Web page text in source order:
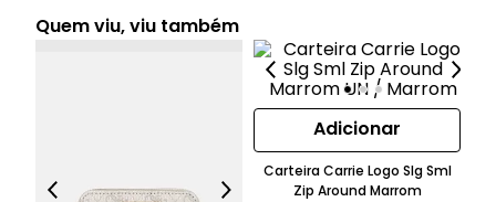
Quem viu, viu também
Adicionar
Carteira Carrie Logo Slg Sml
Zip Around Marrom